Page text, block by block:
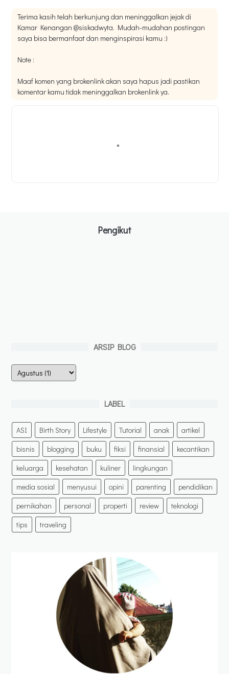
Terima kasih telah berkunjung dan meninggalkan jejak di
Kamar Kenangan @siskadwyta. Mudah-mudahan postingan
saya bisa bermanfaat dan menginspirasi kamu :)
Note :
Maaf komen yang brokenlink akan saya hapus jadi pastikan
komentar kamu tidak meninggalkan brokenlink ya.
Pengikut
ARSIP BLOG
LABEL
ASI Birth Story Lifestyle Tutorial anak
artikel
bisnis
blogging buku fiksi finansial
kecantikan
keluarga
kesehatan kuliner
lingkungan
media sosial
menyusui opini parenting
pendidikan
pernikahan
personal properti review
teknologi
tips
traveling